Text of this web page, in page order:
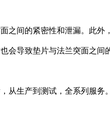
之间的紧密性和泄漏。此外
会导致垫片与法兰突面之间
从生产到测试，全系列服务